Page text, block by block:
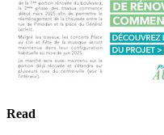
Read